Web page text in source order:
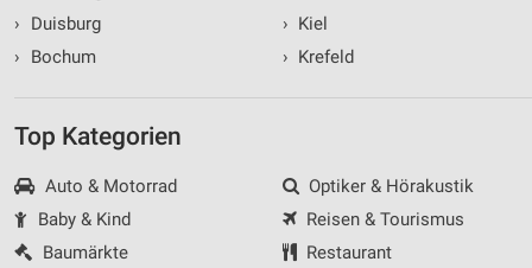
›
Duisburg
›
Bochum
› Kiel
› Krefeld
Top Kategorien
Auto & Motorrad
Baby & Kind
Baumärkte
Optiker & Hörakustik
Reisen & Tourismus
Restaurant